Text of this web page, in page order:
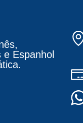
e Espanhol